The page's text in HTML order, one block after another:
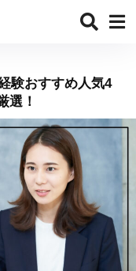
験おすすめ人気4
選！